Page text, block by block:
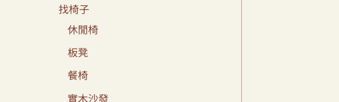
找椅子
休閒椅
板凳
餐椅
實木沙發